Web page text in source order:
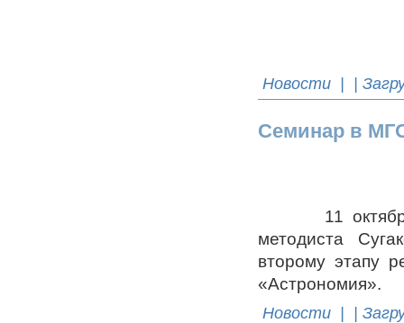
Новости | |
Семинар в
11 октября в
методиста
второму этапу
«Астрономия».
Новости | |